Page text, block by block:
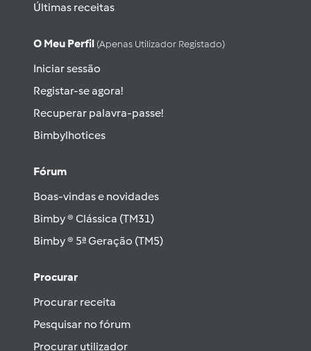
Últimas receitas
O Meu Perfil (apenas Utilizador Registado)
Iniciar sessão
Registar-se agora!
Recuperar palavra-passe!
Bimbylhotices
Fórum
Boas-vindas e novidades
Bimby ® Clássica (TM31)
Bimby ® 5ª Geração (TM5)
Procurar
Procurar receita
Pesquisar no fórum
Procurar utilizador